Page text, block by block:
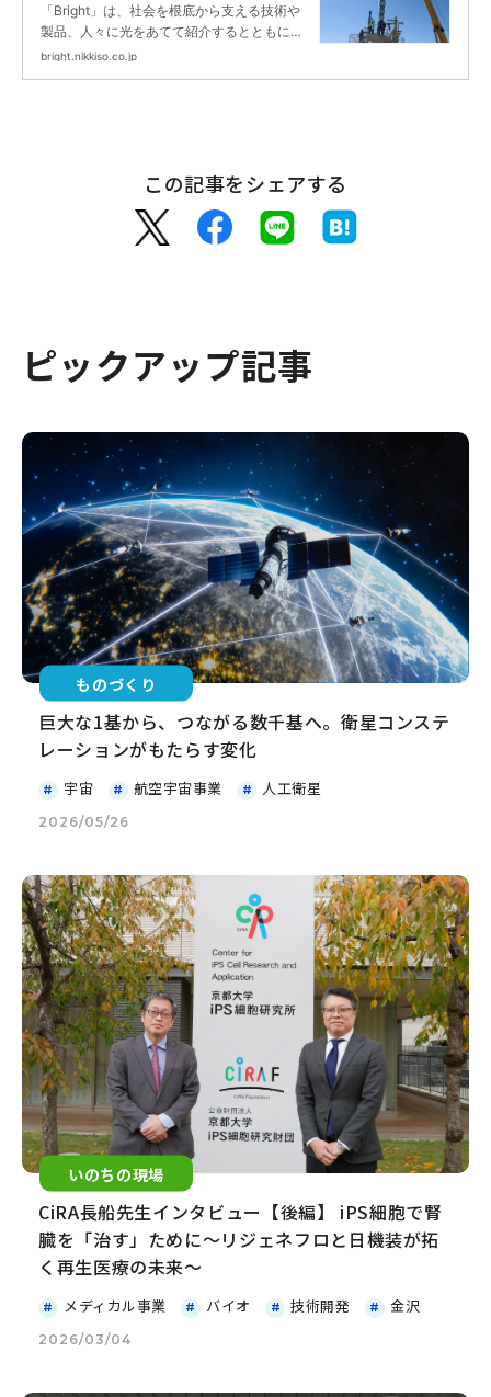
「Bright」は、社会を根底から支える技術や
製品、人々に光をあてて紹介するとともに、
未来に向けて挑戦する日機装の取り組みを紹
bright.nikkiso.co.jp
この記事をシェアする
ピックアップ記事
ものづくり
巨大な1基から、つながる数千基へ。衛星コンステ
レーションがもたらす変化
宇宙 航空宇宙事業 人工衛星
2026/05/26
いのちの現場
CiRA長船先生インタビュー【後編】 iPS細胞で腎
臓を「治す」ために～リジェネフロと日機装が拓
く再生医療の未来～
メディカル事業 バイオ 技術開発 金沢
2026/03/04